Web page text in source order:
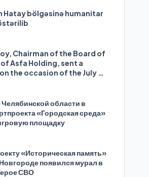
Hatay bölgəsinə humanitar
Chairman of the Board of
Asfa Holding, sent a
the occasion of the July 24
Челябинской области в
«Городская среда»
площадку
«Историческая память»
появился мурал в
СВО